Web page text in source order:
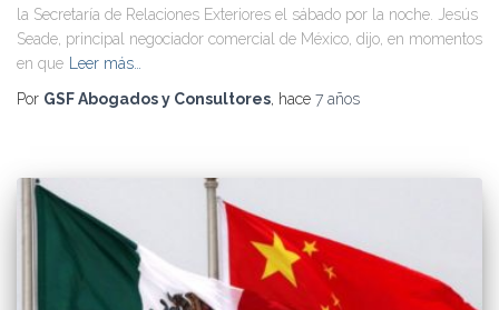
la Secretaría de Relaciones Exteriores el sábado por la noche. Jesús
Seade, principal negociador comercial de México, dijo, en momentos
en que
Leer más…
Por GSF Abogados y Consultores, hace 7 años